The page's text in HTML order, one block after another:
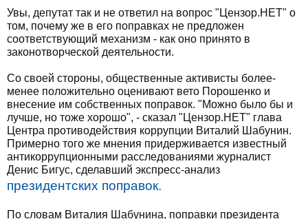
Увы, депутат так и не ответил на вопрос "Цензор.НЕТ" о
том, почему же в его поправках не предложен
соответствующий механизм - как оно принято в
законотворческой деятельности.
Со своей стороны, общественные активисты более-
менее положительно оценивают вето Порошенко и
внесение им собственных поправок. "Можно было бы и
лучше, но тоже хорошо", - сказал "Цензор.НЕТ" глава
Центра противодействия коррупции Виталий Шабунин.
Примерно того же мнения придерживается известный
антикоррупционными расследованиями журналист
Денис Бигус, сделавший экспресс-анализ
президентских поправок.
По словам Виталия Шабунина, поправки президента